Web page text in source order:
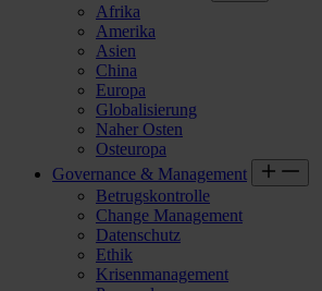
Afrika
Amerika
Asien
China
Europa
Globalisierung
Naher Osten
Osteuropa
Governance & Management
Betrugskontrolle
Change Management
Datenschutz
Ethik
Krisenmanagement